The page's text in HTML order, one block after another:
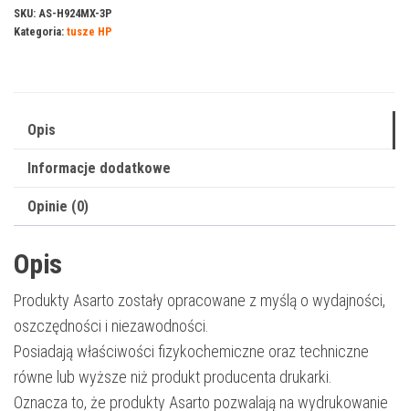
do
HP
4K0U8NE
924MX-
|
3*800
|
magenta
SKU: AS-H924MX-3P
Kategoria: tusze HP
Opis
Informacje dodatkowe
Opinie (0)
Opis
Produkty Asarto zostały opracowane z myślą o wydajności,
oszczędności i niezawodności.
Posiadają właściwości fizykochemiczne oraz techniczne
równe lub wyższe niż produkt producenta drukarki.
Oznacza to, że produkty Asarto pozwalają na wydrukowanie